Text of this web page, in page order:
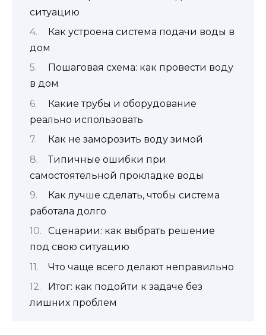
ситуацию
Как устроена система подачи воды в
дом
Пошаговая схема: как провести воду
в дом
Какие трубы и оборудование
реально использовать
Как не заморозить воду зимой
Типичные ошибки при
самостоятельной прокладке воды
Как лучше сделать, чтобы система
работала долго
Сценарии: как выбрать решение
под свою ситуацию
Что чаще всего делают неправильно
Итог: как подойти к задаче без
лишних проблем